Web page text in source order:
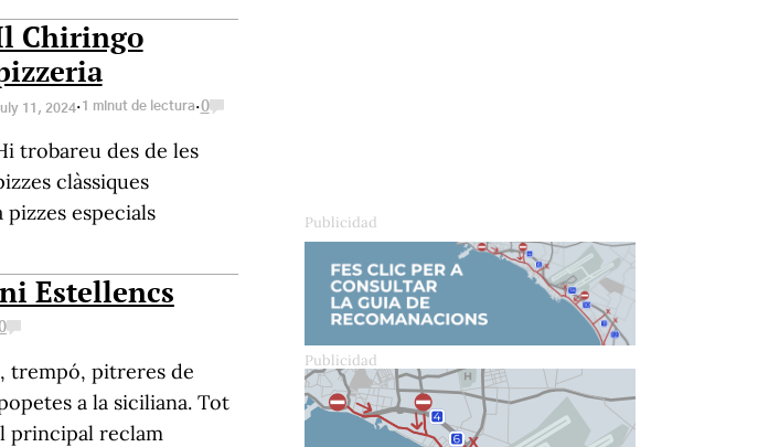
Chiringo
11, 2024·1 minut de lectura·0
trobareu des de les
clàssiques
pizzes especials
Estellencs
trempó, pitreres de
a la siciliana. Tot
principal reclam